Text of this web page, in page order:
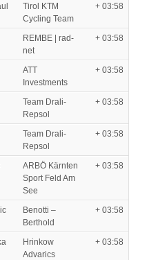
Tirol KTM
Cycling Team
+ 03:58
REMBE | rad-
net
+ 03:58
ATT
Investments
+ 03:58
Team Drali-
Repsol
+ 03:58
Team Drali-
Repsol
+ 03:58
ARBÖ Kärnten
Sport Feld Am
See
+ 03:58
Benotti –
Berthold
+ 03:58
Hrinkow
Advarics
+ 03:58